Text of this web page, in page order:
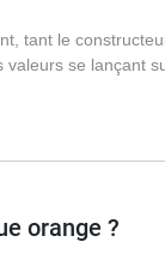
tant le
se lançant
orange ?